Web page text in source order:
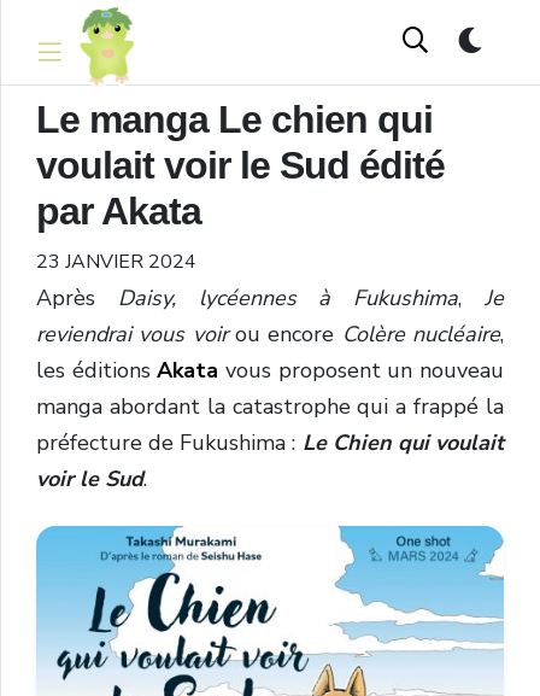
Le manga Le chien qui
voulait voir le Sud édité
par Akata
23 JANVIER 2024
Après Daisy, lycéennes à Fukushima,Je
reviendrai vous voirou encore Colère nucléaire,
les éditionsAkata vous proposent un nouveau
manga abordant la catastrophe qui a frappé la
préfecture de Fukushima : Le Chien qui voulait
voir le Sud.